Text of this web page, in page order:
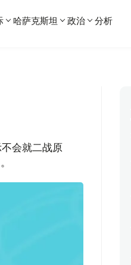
哈萨克斯坦 政治 分析
会就二战原